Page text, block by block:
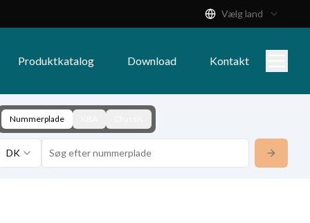
Vælg land
Produktkatalog Download Kontakt
Nummerplade
DK